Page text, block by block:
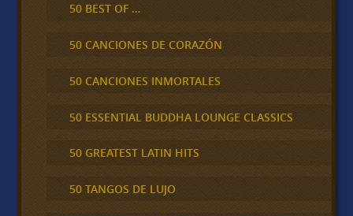
50 BEST OF …
50 CANCIONES DE CORAZÓN
50 CANCIONES INMORTALES
50 ESSENTIAL BUDDHA LOUNGE CLASSICS
50 GREATEST LATIN HITS
50 TANGOS DE LUJO